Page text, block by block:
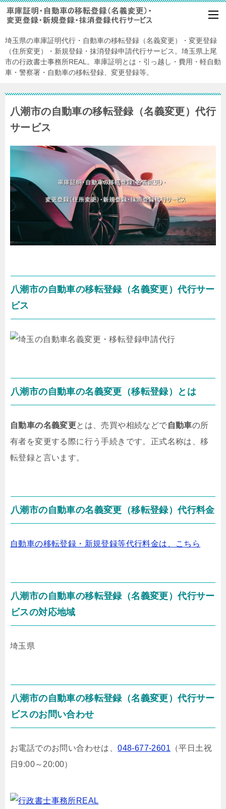
埼玉県の車庫証明代行・自動車の移転登録（名義変更）・変更登録
（住所変更）・新規登録・抹消登録申請代行サービス。埼玉県上尾
市の行政書士事務所REAL。車庫証明とは・引っ越し・費用・軽自動
車・警察署・自動車の移転登録、変更登録等。
八潮市の自動車の移転登録（名義変更）代行
サービス
八潮市の自動車の移転登録（名義変更）代行サー
ビス
八潮市の自動車の名義変更（移転登録）とは
自動車の名義変更とは、売買や相続などで自動車の所
有者を変更する際に行う手続きです。正式名称は、移
転登録と言います。
八潮市の自動車の名義変更（移転登録）代行料金
自動車の移転登録・新規登録等代行料金は、こちら
八潮市の自動車の移転登録（名義変更）代行サー
ビスの対応地域
埼玉県
八潮市の自動車の移転登録（名義変更）代行サー
ビスのお問い合わせ
お電話でのお問い合わせは、048-677-2601 （平日土祝
日9:00～20:00）